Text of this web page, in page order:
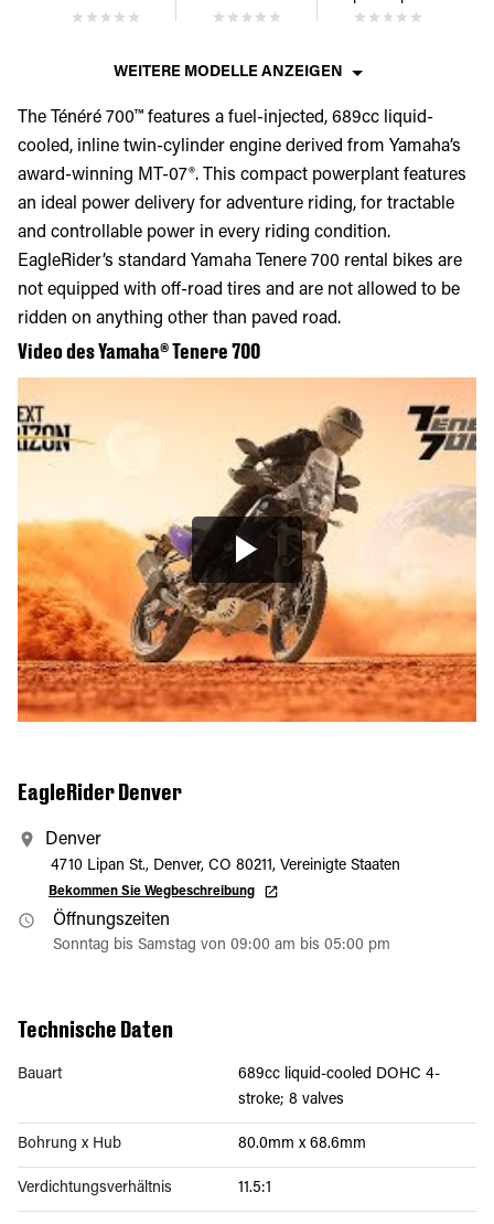
WEITERE MODELLE ANZEIGEN
The Ténéré 700™ features a fuel-injected, 689cc liquid-
cooled, inline twin-cylinder engine derived from Yamaha’s
award-winning MT-07®. This compact powerplant features
an ideal power delivery for adventure riding, for tractable
and controllable power in every riding condition.
EagleRider’s standard Yamaha Tenere 700 rental bikes are
not equipped with off-road tires and are not allowed to be
ridden on anything other than paved road.
Video des Yamaha® Tenere 700
EagleRider Denver
Denver
4710 Lipan St., Denver, CO 80211, Vereinigte Staaten
Bekommen Sie Wegbeschreibung
Öffnungszeiten
Sonntag bis Samstag von 09:00 am bis 05:00 pm
Technische Daten
Bauart
689cc liquid-cooled DOHC 4-
stroke; 8 valves
Bohrung x Hub 80.0mm x 68.6mm
Verdichtungsverhältnis 11.5:1